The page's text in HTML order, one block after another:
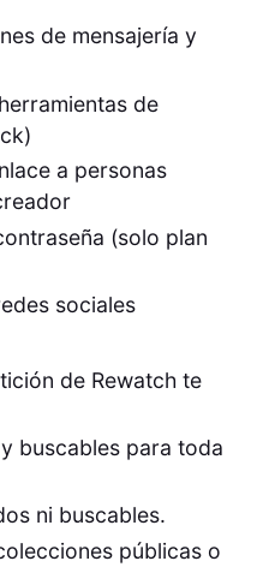
de mensajería y
de
a personas
(solo plan
sociales
de Rewatch te
buscables para toda
ni buscables.
públicas o